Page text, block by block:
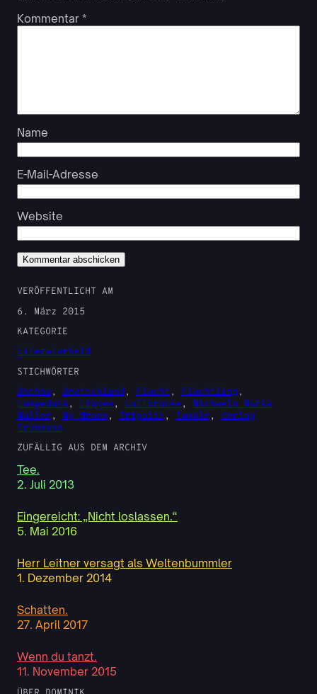
Kommentar *
Name
E-Mail-Adresse
Website
VERÖFFENTLICHT AM
6. März 2015
KATEGORIE
Literaturheld
STICHWÖRTER
Dachau , Deutschland , Flucht , Flüchtling
Lampedusa , Libyen , Luftbrücke, Michaela Maria
Müller, My draem, Tripolis , Tumblr, Verlag
Frohmann
ZUFÄLLIG AUS DEM ARCHIV
Tee.
2. Juli 2013
Eingereicht: „Nicht loslassen.“
5. Mai 2016
Herr Leitner versagt als Weltenbummler
1. Dezember 2014
Schatten.
27. April 2017
Wenn du tanzt.
11. November 2015